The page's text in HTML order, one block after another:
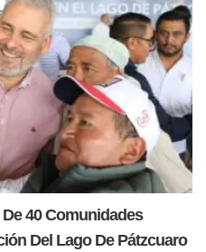
40 Comunidades
Del Lago De Pátzcuaro